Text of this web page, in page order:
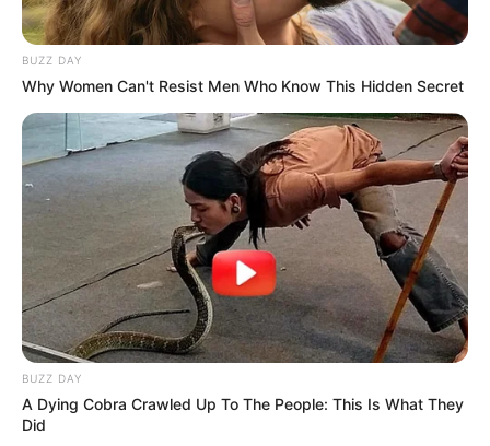
BUZZ DAY
Why Women Can't Resist Men Who Know This Hidden Secret
BUZZ DAY
A Dying Cobra Crawled Up To The People: This Is What They
Did